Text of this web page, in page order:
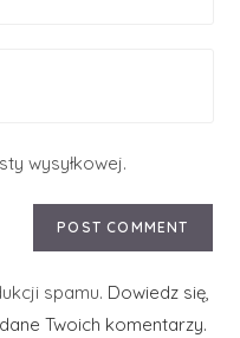
wysyłkowej.
spamu. Dowiedz się,
Twoich komentarzy.